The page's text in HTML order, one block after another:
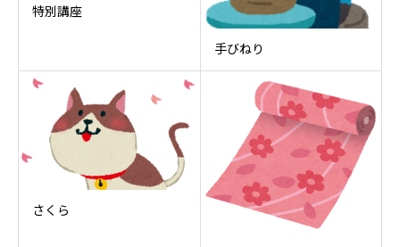
特別講座
手びねり
さくら